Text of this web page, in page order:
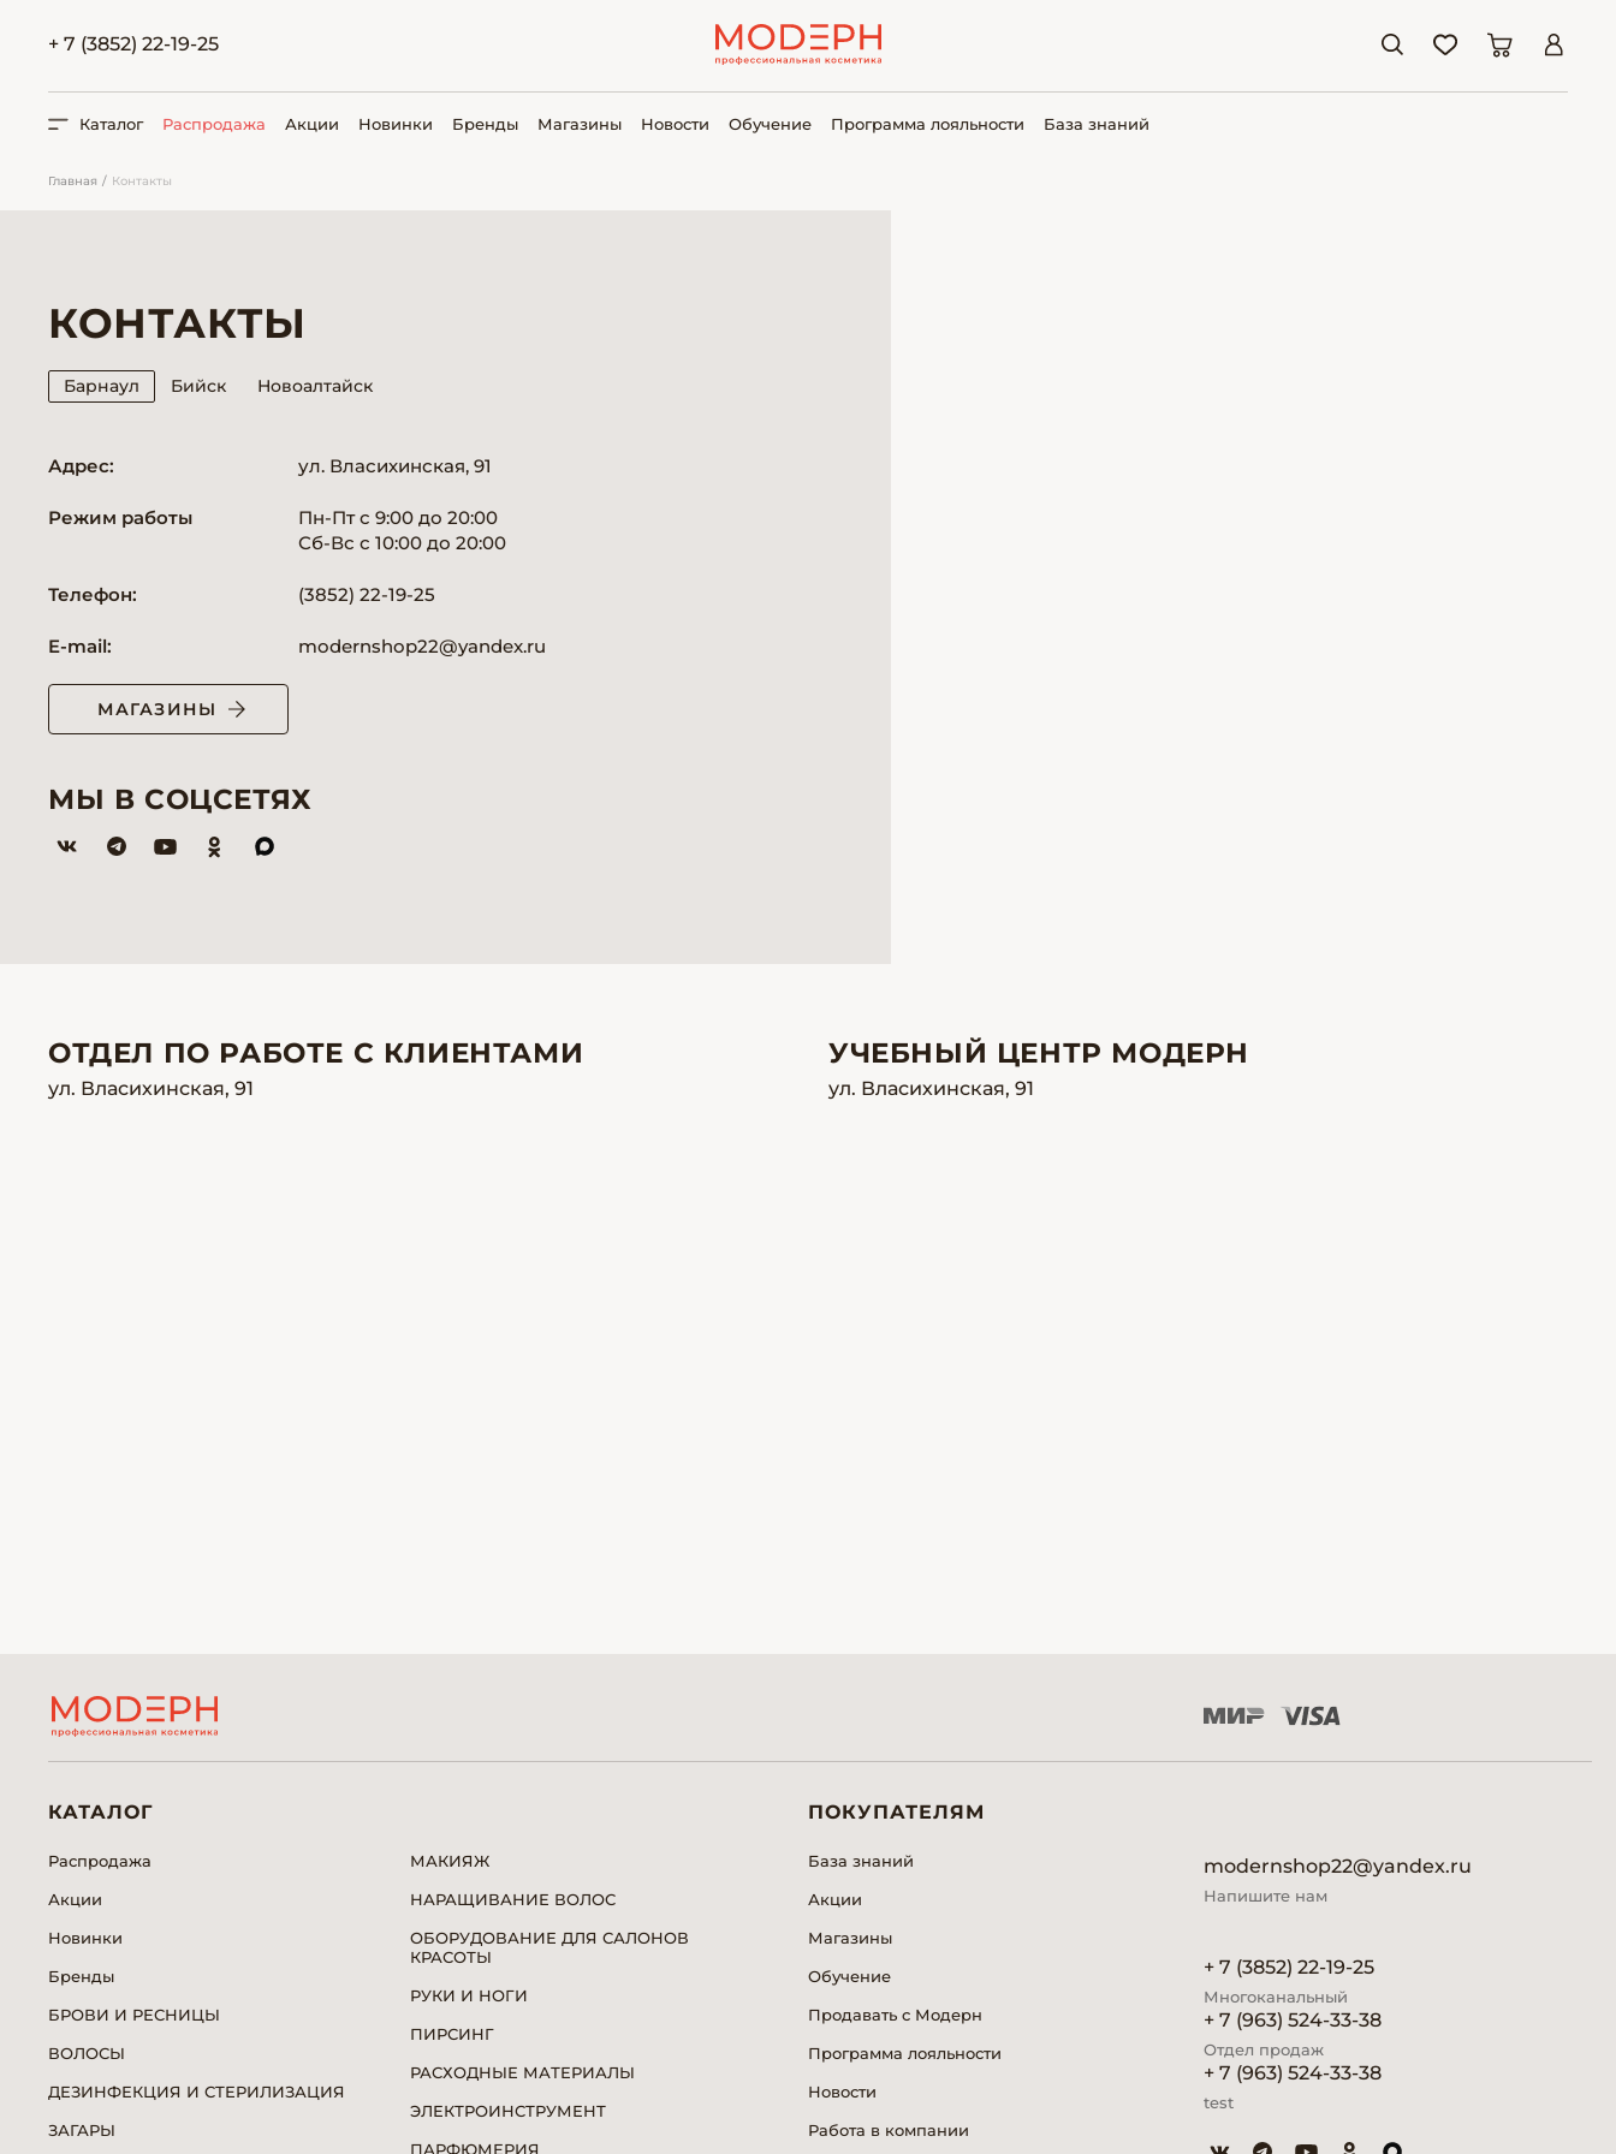
+ 7 (3852) 22-19-25
Каталог Распродажа Акции Новинки Бренды Магазины Новости Обучение Программа лояльности База знаний
Главная Контакты
КОНТАКТЫ
Барнаул Бийск Новоалтайск
Адрес: ул. Власихинская, 91
Режим работы Пн-Птс 9:00 до 20:00
Сб-Вс с 10:00 до 20:00
Телефон: (3852) 22-19-25
E-mail: modernshop22@yandex.ru
МАГАЗИНЫ
МЫ В СОЦСЕТЯХ
ОТДЕЛ ПО РАБОТЕ С КЛИЕНТАМИ
ул. Власихинская, 91
УЧЕБНЫЙ ЦЕНТР МОДЕРН
ул. Власихинская, 91
modernshop22@yandex.ru
Напишите нам
+ 7 (3852) 22-19-25
Многоканальный
+ 7 (963) 524-33-38
Отдел продаж
+ 7 (963) 524-33-38
test
КАТАЛОГ
Распродажа
Акции
Новинки
Бренды
БРОВИ И РЕСНИЦЫ
ВОЛОСЫ
ДЕЗИНФЕКЦИЯ И СТЕРИЛИЗАЦИЯ
ЗАГАРЫ
МАКИЯЖ
НАРАЩИВАНИЕ ВОЛОС
ОБОРУДОВАНИЕ ДЛЯ САЛОНОВ
КРАСОТЫ
РУКИ И НОГИ
ПИРСИНГ
РАСХОДНЫЕ МАТЕРИАЛЫ
ЭЛЕКТРОИНСТРУМЕНТ
ПАРФЮМЕРИЯ
ПОКУПАТЕЛЯМ
База знаний
Акции
Магазины
Обучение
Продавать с Модерн
Программа лояльности
Новости
Работа в компании